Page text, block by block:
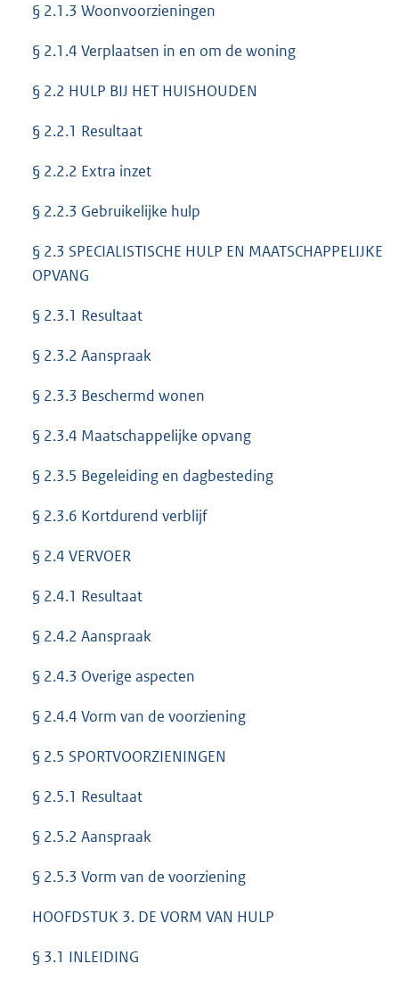
§ 2.1.3 Woonvoorzieningen
§ 2.1.4 Verplaatsen in en om de woning
§ 2.2 HULP BIJ HET HUISHOUDEN
§ 2.2.1 Resultaat
§ 2.2.2 Extra inzet
§ 2.2.3 Gebruikelijke hulp
§ 2.3 SPECIALISTISCHE HULP EN MAATSCHAPPELIJKE
OPVANG
§ 2.3.1 Resultaat
§ 2.3.2 Aanspraak
§ 2.3.3 Beschermd wonen
§ 2.3.4 Maatschappelijke opvang
§ 2.3.5 Begeleiding en dagbesteding
§ 2.3.6 Kortdurend verblijf
§ 2.4 VERVOER
§ 2.4.1 Resultaat
§ 2.4.2 Aanspraak
§ 2.4.3 Overige aspecten
§ 2.4.4 Vorm van de voorziening
§ 2.5 SPORTVOORZIENINGEN
§ 2.5.1 Resultaat
§ 2.5.2 Aanspraak
§ 2.5.3 Vorm van de voorziening
HOOFDSTUK 3. DE VORM VAN HULP
§ 3.1 INLEIDING